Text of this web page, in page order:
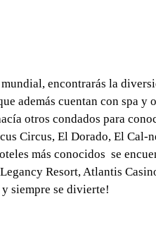
encontrarás la
además cuentan con spa y
otros condados para
Circus, El Dorado, El Cal-
más conocidos  se
Resort, Atlantis
siempre se divierte!